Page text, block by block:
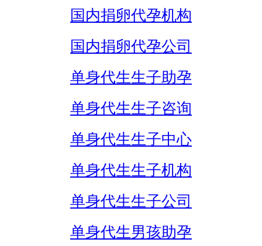
国内捐卵代孕机构
国内捐卵代孕公司
单身代生生子助孕
单身代生生子咨询
单身代生生子中心
单身代生生子机构
单身代生生子公司
单身代生男孩助孕